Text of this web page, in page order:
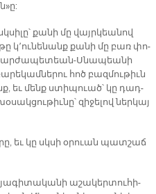
քա­նի մը վայր­կեա­նով
կ՚ու­նե­նանք քա­նի մը բառ փո­
Սնա­պեա­նի
հոծ բազ­մու­թիւն
եւ մենք ստի­պուած՝ կը դադ­
զի­ջե­լով ներ­կայ
եւ կը սկսի օ­րուան պատ­շաճ
ա­շա­կեր­տու­հի­